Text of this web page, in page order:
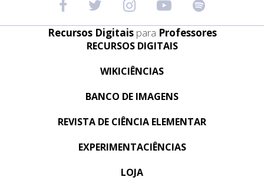
Recursos Digitais para Professores
RECURSOS DIGITAIS
WIKICIÊNCIAS
BANCO DE IMAGENS
REVISTA DE CIÊNCIA ELEMENTAR
EXPERIMENTACIÊNCIAS
LOJA